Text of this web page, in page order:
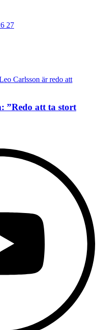
”Redo att ta stort